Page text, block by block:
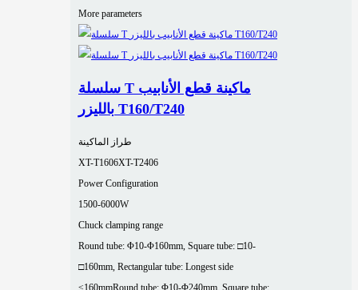
More parameters
سلسلة T ماكينة قطع الأنابيب
بالليزر T160/T240
طراز الماكينة
XT-T1606XT-T2406
Power Configuration
1500-6000W
Chuck clamping range
Round tube: Φ10-Φ160mm, Square tube: □10-
□160mm, Rectangular tube: Longest side